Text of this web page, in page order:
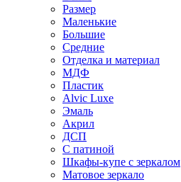
Размер
Маленькие
Большие
Средние
Отделка и материал
МДФ
Пластик
Alvic Luxe
Эмаль
Акрил
ДСП
С патиной
Шкафы-купе с зеркалом
Матовое зеркало